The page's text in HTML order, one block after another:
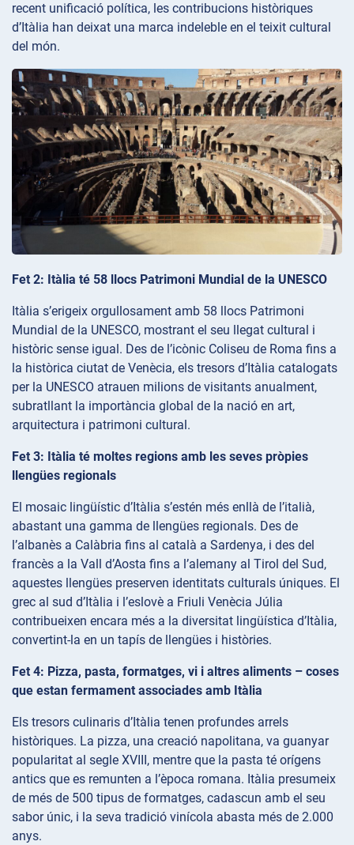
recent unificació política, les contribucions històriques
d’Itàlia han deixat una marca indeleble en el teixit cultural
del món.
Fet 2: Itàlia té 58 llocs Patrimoni Mundial de la UNESCO
Itàlia s’erigeix orgullosament amb 58 llocs Patrimoni
Mundial de la UNESCO, mostrant el seu llegat cultural i
històric sense igual. Des de l’icònic Coliseu de Roma fins a
la històrica ciutat de Venècia, els tresors d’Itàlia catalogats
per la UNESCO atrauen milions de visitants anualment,
subratllant la importància global de la nació en art,
arquitectura i patrimoni cultural.
Fet 3: Itàlia té moltes regions amb les seves pròpies
llengües regionals
El mosaic lingüístic d’Itàlia s’estén més enllà de l’italià,
abastant una gamma de llengües regionals. Des de
l’albanès a Calàbria fins al català a Sardenya, i des del
francès a la Vall d’Aosta fins a l’alemany al Tirol del Sud,
aquestes llengües preserven identitats culturals úniques. El
grec al sud d’Itàlia i l’eslovè a Friuli Venècia Júlia
contribueixen encara més a la diversitat lingüística d’Itàlia,
convertint-la en un tapís de llengües i històries.
Fet 4: Pizza, pasta, formatges, vi i altres aliments – coses
que estan fermament associades amb Itàlia
Els tresors culinaris d’Itàlia tenen profundes arrels
històriques. La pizza, una creació napolitana, va guanyar
popularitat al segle XVIII, mentre que la pasta té orígens
antics que es remunten a l’època romana. Itàlia presumeix
de més de 500 tipus de formatges, cadascun amb el seu
sabor únic, i la seva tradició vinícola abasta més de 2.000
anys.